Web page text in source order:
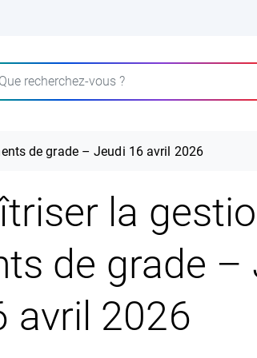
de grade – Jeudi 16 avril 2026
la
de grade –
avril 2026